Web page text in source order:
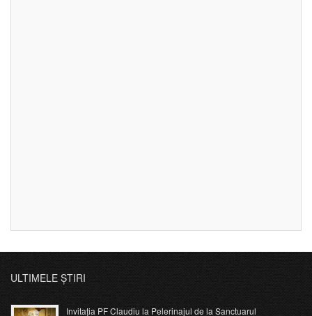
ULTIMELE ȘTIRI
Invitația PF Claudiu la Pelerinajul de la Sanctuarul